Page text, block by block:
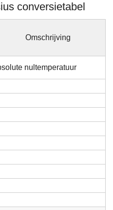
conversietabel
Omschrijving
nultemperatuur